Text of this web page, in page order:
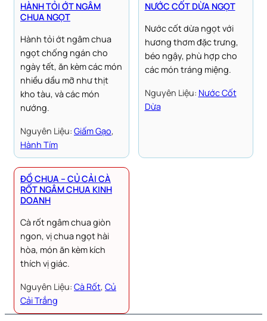
HÀNH TỎI ỚT NGÂM
CHUA NGỌT
Hành tỏi ớt ngâm chua
ngọt chống ngán cho
ngày tết, ăn kèm các món
nhiều dầu mỡ như thịt
kho tàu, và các món
nướng.
Nguyên Liệu: Giấm Gạo
Hành Tím
NƯỚC CỐT DỪA NGỌT
Nước cốt dừa ngọt với
hương thơm đặc trưng,
béo ngậy, phù hợp cho
các món tráng miệng.
Nguyên Liệu: Nước Cốt
Dừa
ĐỒ CHUA – CỦ CẢI CÀ
RỐT NGÂM CHUA KINH
DOANH
Cà rốt ngâm chua giòn
ngon, vị chua ngọt hài
hòa, món ăn kèm kích
thích vị giác.
Nguyên Liệu: Cà Rốt, Củ
Cải Trắng